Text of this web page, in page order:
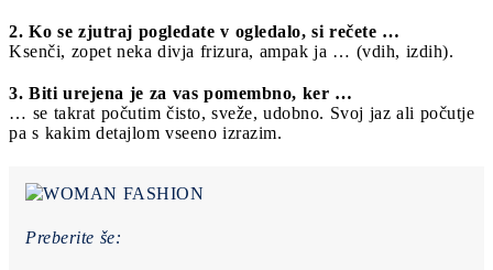
2. Ko se zjutraj pogledate v ogledalo, si rečete …
Ksenči, zopet neka divja frizura, ampak ja … (vdih, izdih).
3. Biti urejena je za vas pomembno, ker …
… se takrat počutim čisto, sveže, udobno. Svoj jaz ali počutje
pa s kakim detajlom vseeno izrazim.
Preberite še: